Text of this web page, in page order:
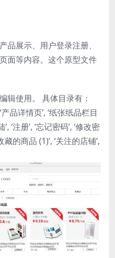
品展示、用户登录注册、
面等内容。这个原型文件
辑使用。 具体目录有：
产品详情页’, ‘纸张纸品栏目
‘注册’, ‘忘记密码’, ‘修改密
藏的商品 (1)’, ‘关注的店铺’,